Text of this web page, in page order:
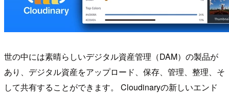
世の中には素晴らしいデジタル資産管理（DAM）の製品が
あり、デジタル資産をアップロード、保存、管理、整理、そ
して共有することができます。 Cloudinaryの新しいエンド